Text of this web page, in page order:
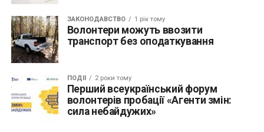
ЗАКОНОДАВСТВО 1 рік тому
Волонтери можуть ввозити
транспорт без оподаткування
ПОДІЇ 2 роки тому
Перший всеукраїнський форум
волонтерів пробації «Агенти змін:
сила небайдужих»